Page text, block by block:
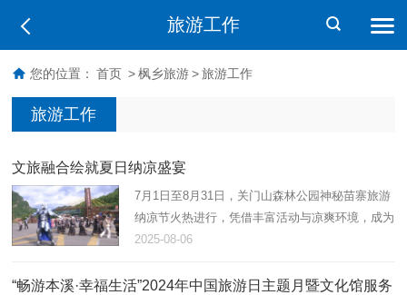
旅游工作
您的位置： 首页 > 枫乡旅游 > 旅游工作
旅游工作
文旅融合绘就夏日纳凉盛宴
7月1日至8月31日，关门山森林公园神秘苗寨旅游
纳凉节火热进行，凭借丰富活动与凉爽环境，成为
夏季旅游热门地。
2025-08-06
“畅游本溪·幸福生活”2024年中国旅游日主题月暨文化馆服务